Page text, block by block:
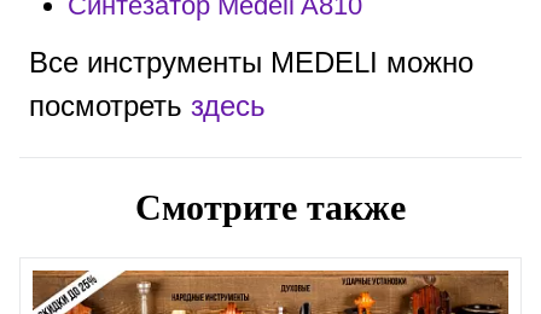
Все инструменты MEDELI можно
посмотреть здесь
Смотрите также